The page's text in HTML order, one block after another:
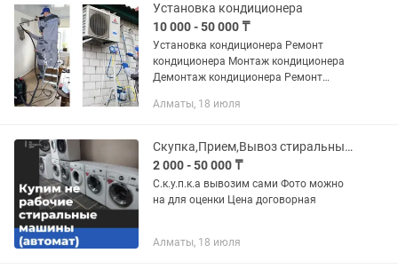
⸻ ✅ Наши...
Установка кондиционера
10 000 - 50 000 ₸
Установка кондиционера Ремонт
кондиционера Монтаж кондиционера
Демонтаж кондиционера Ремонт
Работаем чисто и аккуратно
Алматы, 18 июля
Скупка,Прием,Вывоз стиральных машин город и области
2 000 - 50 000 ₸
С.к.у.п.к.а вывозим сами Фото можно
на для оценки Цена договорная
Алматы, 18 июля